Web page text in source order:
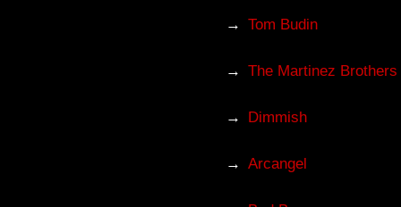
Tom Budin
The Martinez Brothers
Dimmish
Arcangel